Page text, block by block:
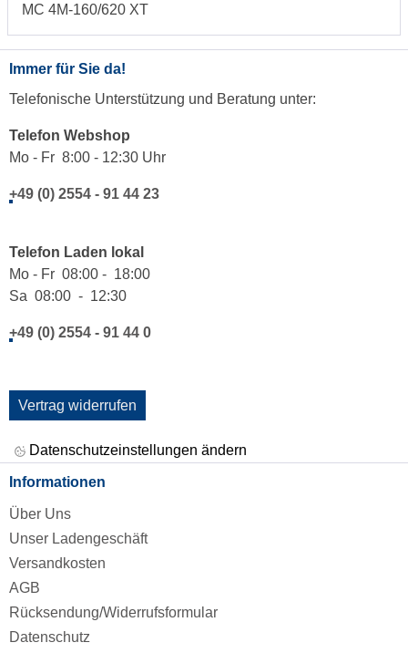
MC 4M-160/620 XT
Immer für Sie da!
Telefonische Unterstützung und Beratung unter:
Telefon Webshop
Mo - Fr 8:00 - 12:30 Uhr
+49 (0) 2554 - 91 44 23
Telefon Laden lokal
Mo - Fr 08:00 - 18:00
Sa 08:00 - 12:30
+49 (0) 2554 - 91 44 0
Vertrag widerrufen
Datenschutzeinstellungen ändern
Informationen
Über Uns
Unser Ladengeschäft
Versandkosten
AGB
Rücksendung/Widerrufsformular
Datenschutz